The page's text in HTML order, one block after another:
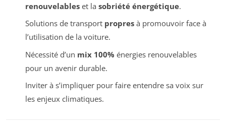
renouvelableset la sobriété énergétique.
Solutions de transport propresà promouvoir face à
l’utilisation de la voiture.
Nécessité d’un mix 100% énergies renouvelables
pour un avenir durable.
Inviter à s’impliquer pour faire entendre sa voix sur
les enjeux climatiques.